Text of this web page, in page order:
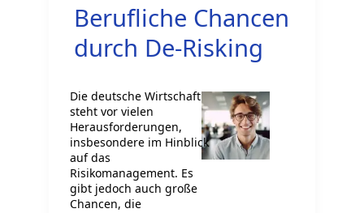
Berufliche Chancen
durch De-Risking
Die deutsche Wirtschaft
steht vor vielen
Herausforderungen,
insbesondere im Hinblick
auf das
Risikomanagement. Es
gibt jedoch auch große
Chancen, die